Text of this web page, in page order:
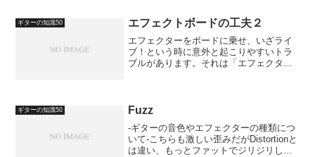
基本です。指の腹で押さえ...
ギターの知識50 エフェクトボードの工夫２
エフェクターをボードに乗せ、いざライ
ブ！という時に意外と起こりやすいトラ
ブルがあります。それは「エフェクター
り止めが貼ってあることは...
ギターの知識50 Fuzz
-ギターの音色やエフェクターの種類につ
いて-こちらも激しい歪みだがDistortionと
は違い、もっとファットでジリジリして